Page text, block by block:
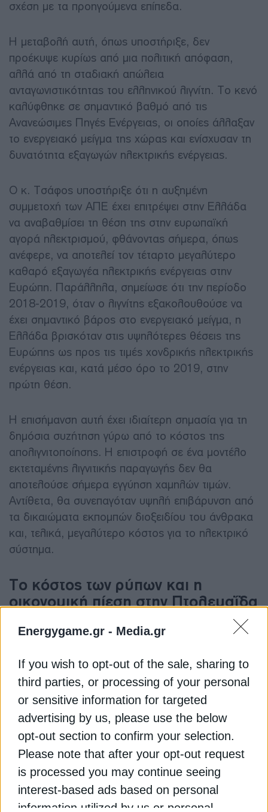
Energygame.gr - Media.gr
If you wish to opt-out of the sale, sharing to
third parties, or processing of your personal
or sensitive information for targeted
advertising by us, please use the below
opt-out section to confirm your selection.
Please note that after your opt-out request
is processed you may continue seeing
interest-based ads based on personal
information utilized by us or personal
σχέση με τα προηγούμενα επίπεδα.
Η μεταβολή αυτή, όπως υποστήριξε, δεν
προέκυψε κυρίως από μια πολιτική απόφαση,
αλλά από τη σταδιακή απώλεια
ανταγωνιστικότητας του ελληνικού λιγνίτη. Το κενό
καλύφθηκε σε σημαντικό βαθμό από τις
Ανανεώσιμες Πηγές Ενέργειας, οι οποίες άλλαξαν
το ενεργειακό μείγμα της χώρας και ενίσχυσαν τη
δυνατότητα εξαγωγών ηλεκτρικής ενέργειας.
Ο κ. Τσάφος υποστήριξε ότι η αυξημένη
συμμετοχή των ΑΠΕ έχει επιτρέψει στην Ελλάδα
να αναβαθμίσει τη θέση της στην ευρωπαϊκή
αγορά ηλεκτρισμού, φθάνοντας σήμερα, όπως
ανέφερε, να αποτελεί τον τέταρτο μεγαλύτερο
καθαρό εξαγωγέα ηλεκτρικής ενέργειας στην
Ευρώπη. Παράλληλα, σημείωσε ότι την περίοδο
2018-2019, όταν ο λιγνίτης εξακολουθούσε να
έχει σημαντικό βάρος στο ενεργειακό μείγμα, η
Ελλάδα βρισκόταν στις υψηλότερες θέσεις της
Ευρώπης ως προς τις τιμές χονδρικής ηλεκτρικής
ενέργειας και, κατά μέσο όρο το 2019, στην
πρώτη θέση.
Η επισήμανση αυτή έχει ιδιαίτερη σημασία για τη
δημόσια συζήτηση γύρω από το κόστος της
απολιγνιτοποίησης. Η επιστροφή σε ένα μοντέλο
εκτεταμένης λιγνιτικής παραγωγής δεν θα
αποτελούσε σήμερα εγγύηση χαμηλών τιμών.
Αντίθετα, θα συνεπαγόταν υψηλή επιβάρυνση από
τα δικαιώματα εκπομπών διοξειδίου του άνθρακα
και, τελικά, μεγαλύτερο κόστος για το ηλεκτρικό
σύστημα.
Το κόστος των ρύπων και η
οικονομική πίεση στην Πτολεμαΐδα
περιβαλλοντικό. Είναι πλέον πρωτίστως
οικονομικό. Λόγω των ποιοτικών χαρακτηριστικών
του ελληνικού λιγνίτη και του χαμηλού βαθμού
φόρτισης των λιγνιτικών μονάδων, οι ειδικές
εκπομπές κυμαίνονται από περίπου 1,15 έως 1,6
τόνους CO2 ανά παραγόμενη μεγαβατώρα
ηλεκτρικής ενέργειας.
Με την τιμή των δικαιωμάτων εκπομπών να κινείται